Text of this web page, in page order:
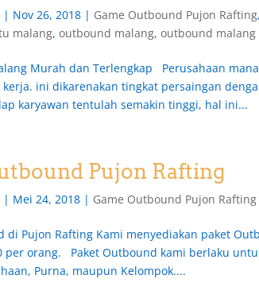
| Nov 26, 2018 | Game Outbound Pujon Rafting,
malang,outbound malang,outbound malang
Murah dan Terlengkap Perusahaan
ini dikarenakan tingkat persaingan
karyawan tentulah semakin tinggi, hal ini...
Pujon Rafting
| Mei 24, 2018 | Game Outbound Pujon Rafting
di Pujon Rafting Kami menyediakan paket
per orang. Paket Outbound kami berlaku
Purna, maupun Kelompok....